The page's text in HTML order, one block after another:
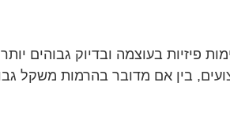
פיזיות בעוצמה ובדיוק גבוהים